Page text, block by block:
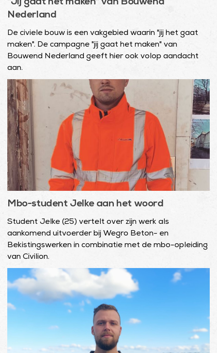
"Jij gaat het maken" van Bouwend
Nederland
De civiele bouw is een vakgebied waarin "jij het gaat
maken". De campagne "jij gaat het maken" van
Bouwend Nederland geeft hier ook volop aandacht
aan.
Mbo-student Jelke aan het woord
Student Jelke (25) vertelt over zijn werk als
aankomend uitvoerder bij Wegro Beton- en
Bekistingswerken in combinatie met de mbo-opleiding
van Civilion.